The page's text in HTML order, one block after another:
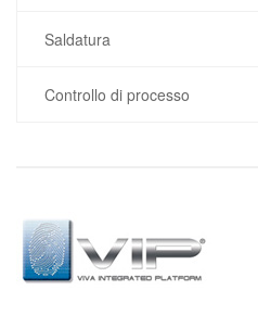
Saldatura
Controllo di processo